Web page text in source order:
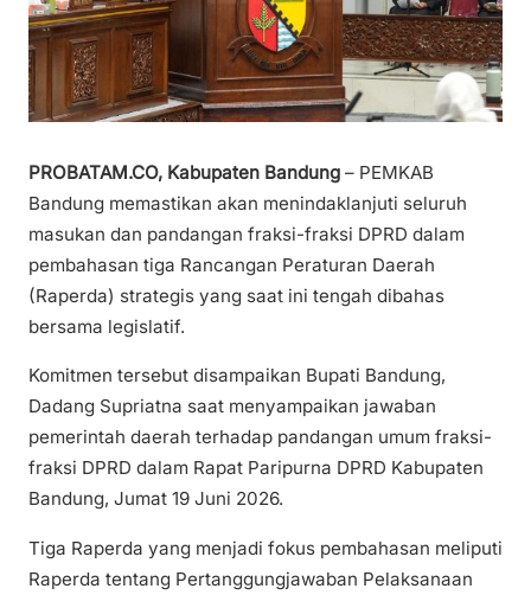
PROBATAM.CO, Kabupaten Bandung – PEMKAB
Bandung memastikan akan menindaklanjuti seluruh
masukan dan pandangan fraksi-fraksi DPRD dalam
pembahasan tiga Rancangan Peraturan Daerah
(Raperda) strategis yang saat ini tengah dibahas
bersama legislatif.
Komitmen tersebut disampaikan Bupati Bandung,
Dadang Supriatna saat menyampaikan jawaban
pemerintah daerah terhadap pandangan umum fraksi-
fraksi DPRD dalam Rapat Paripurna DPRD Kabupaten
Bandung, Jumat 19 Juni 2026.
Tiga Raperda yang menjadi fokus pembahasan meliputi
Raperda tentang Pertanggungjawaban Pelaksanaan